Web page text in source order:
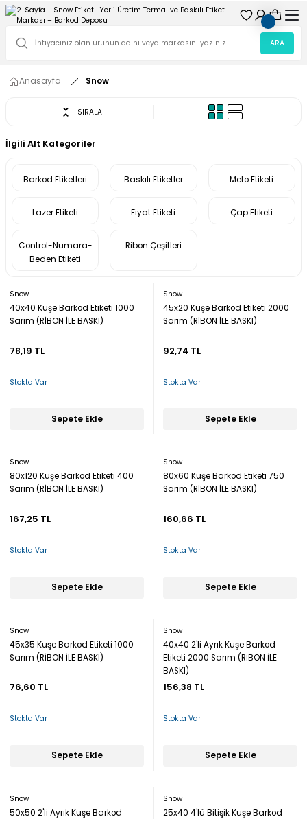
ARA
Anasayfa Snow
SIRALA
İlgili Alt Kategoriler
Barkod Etiketleri Baskılı Etiketler Meto Etiketi
Lazer Etiketi Fiyat Etiketi Çap Etiketi
Control-Numara-
Beden Etiketi
Ribon Çeşitleri
Snow
40x40 Kuşe Barkod Etiketi 1000
Sarım (RİBON İLE BASKI)
78,19 TL
Stokta Var
Sepete Ekle
Snow
45x20 Kuşe Barkod Etiketi 2000
Sarım (RİBON İLE BASKI)
92,74 TL
Stokta Var
Sepete Ekle
Snow
80x120 Kuşe Barkod Etiketi 400
Sarım (RİBON İLE BASKI)
167,25 TL
Stokta Var
Sepete Ekle
Snow
80x60 Kuşe Barkod Etiketi 750
Sarım (RİBON İLE BASKI)
160,66 TL
Stokta Var
Sepete Ekle
Snow
45x35 Kuşe Barkod Etiketi 1000
Sarım (RİBON İLE BASKI)
76,60 TL
Stokta Var
Sepete Ekle
Snow
40x40 2'li Ayrık Kuşe Barkod
Etiketi 2000 Sarım (RİBON İLE
BASKI)
156,38 TL
Stokta Var
Sepete Ekle
Snow
50x50 2'li Ayrık Kuşe Barkod
Snow
25x40 4'lü Bitişik Kuşe Barkod